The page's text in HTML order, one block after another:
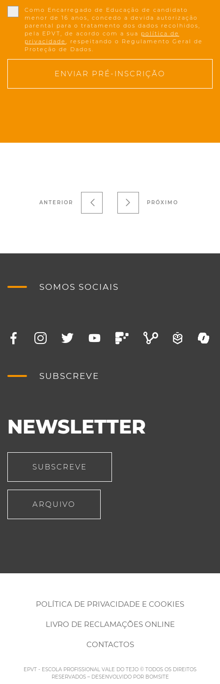
Como Encarregado de Educação de candidato
menor de 16 anos, concedo a devida autorização
parental para o tratamento dos dados recolhidos,
pela EPVT, de acordo com a sua política de
privacidade
, respeitando o Regulamento Geral de
Proteção de Dados.
ENVIAR PRÉ-INSCRIÇÃO
ANTERIOR PRÓXIMO
SOMOS SOCIAIS
SUBSCREVE
NEWSLETTER
SUBSCREVE
ARQUIVO
POLÍTICA DE PRIVACIDADE E COOKIES
LIVRO DE RECLAMAÇÕES ONLINE
CONTACTOS
EPVT - ESCOLA PROFISSIONAL VALE DO TEJO © TODOS OS DIREITOS
RESERVADOS – DESENVOLVIDO POR BOMSITE